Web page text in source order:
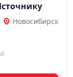
Новосибирск